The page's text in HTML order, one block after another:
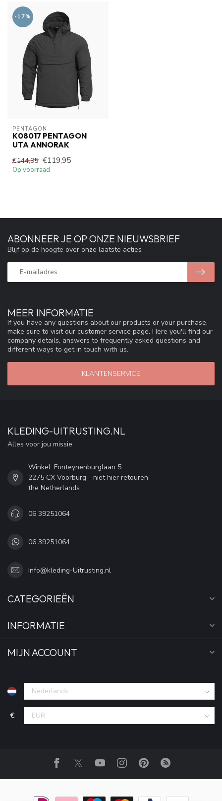
-17%
PENTAGON
K08017 PENTAGON
UTA ANNORAK
€144,95 €119,95
Op voorraad
MEER INFORMATIE
If you have any questions about our products or your purchase,
make sure to visit our customer service page. Here you'll find our
company details, answers to frequently asked questions and
different ways to get in touch with us.
KLANTENSERVICE
ABONNEER JE OP ONZE NIEUWSBRIEF
Blijf op de hoogte over onze laatste acties
KLEDING-UITRUSTING.NL
Alles voor jou missie
Winkel: Fonteynenburglaan 5
2275 CX Voorburg - niet hier retouren
the Netherlands
06 39251064
06 39251064
Info@kleding-Uitrusting.nl
CATEGORIEËN
INFORMATIE
MIJN ACCOUNT
€